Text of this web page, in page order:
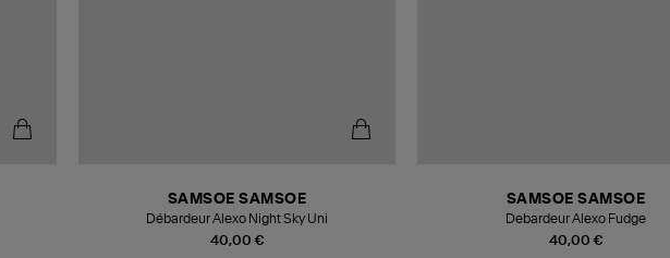
40,00 €
SAMSOE SAMSOE
Débardeur Alexo Night Sky Uni
40,00 €
SAMSOE SAMSOE
Debardeur Alexo Fudge